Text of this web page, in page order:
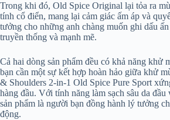
Trong khi đó, Old Spice Original lại tỏa ra
tính cổ điển, mang lại cảm giác ấm áp và
tưởng cho những anh chàng muốn ghi dấu
truyền thống và mạnh mẽ.
Cả hai dòng sản phẩm đều có khả năng khử
bạn cần một sự kết hợp hoàn hảo giữa khử
& Shoulders 2-in-1 Old Spice Pure Sport
hàng đầu. Với tính năng làm sạch sâu da
sản phẩm là người bạn đồng hành lý tưởng
động.